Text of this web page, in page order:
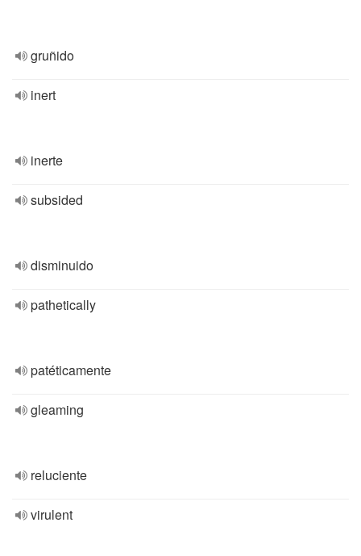
gruñido
inert
inerte
subsided
disminuido
pathetically
patéticamente
gleaming
reluciente
virulent